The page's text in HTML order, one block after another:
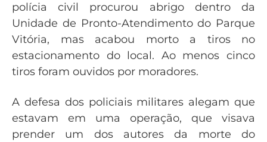
polícia civil procurou abrigo dentro da
Unidade de Pronto-Atendimento do Parque
Vitória, mas acabou morto a tiros no
estacionamento do local. Ao menos cinco
tiros foram ouvidos por moradores.
A defesa dos policiais militares alegam que
estavam em uma operação, que visava
prender um dos autores da morte do